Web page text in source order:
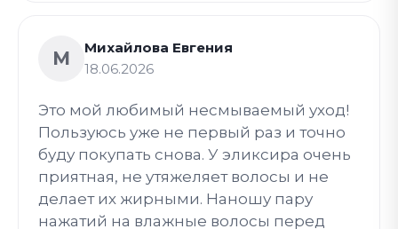
М
Михайлова Евгения
18.06.2026
Это мой любимый несмываемый уход!
Пользуюсь уже не первый раз и точно
буду покупать снова. У эликсира очень
приятная, не утяжеляет волосы и не
делает их жирными. Наношу пару
нажатий на влажные волосы перед